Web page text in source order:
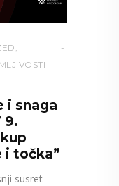
i snaga
9.
i točka”
susret